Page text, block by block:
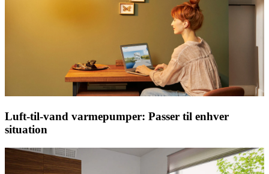
Luft-til-vand varmepumper: Passer til enhver
situation